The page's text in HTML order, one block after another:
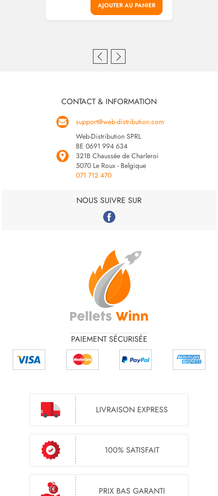
AJOUTER AU PANIER
CONTACT & INFORMATION
support@web-distribution.com
Web-Distribution SPRL
BE 0691 994 634
321B Chaussée de Charleroi
5070 Le Roux - Belgique
071 712 470
NOUS SUIVRE SUR
PAIEMENT SÉCURISÉE
LIVRAISON EXPRESS
100% SATISFAIT
PRIX BAS GARANTI